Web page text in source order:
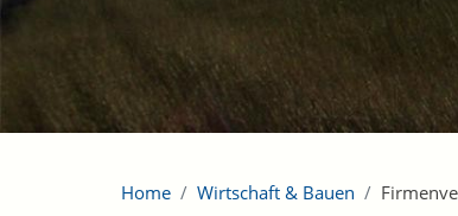
Home Wirtschaft & Bauen